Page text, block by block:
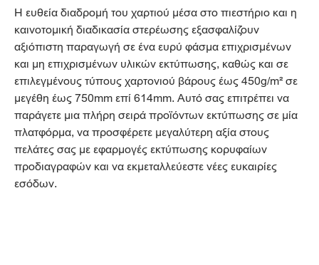
Η ευθεία διαδρομή του χαρτιού μέσα στο πιεστήριο και η
καινοτομική διαδικασία στερέωσης εξασφαλίζουν
αξιόπιστη παραγωγή σε ένα ευρύ φάσμα επιχρισμένων
και μη επιχρισμένων υλικών εκτύπωσης, καθώς και σε
επιλεγμένους τύπους χαρτονιού βάρους έως 450g/m² σε
μεγέθη έως 750mm επί 614mm. Αυτό σας επιτρέπει να
παράγετε μια πλήρη σειρά προϊόντων εκτύπωσης σε μία
πλατφόρμα, να προσφέρετε μεγαλύτερη αξία στους
πελάτες σας με εφαρμογές εκτύπωσης κορυφαίων
προδιαγραφών και να εκμεταλλεύεστε νέες ευκαιρίες
εσόδων.